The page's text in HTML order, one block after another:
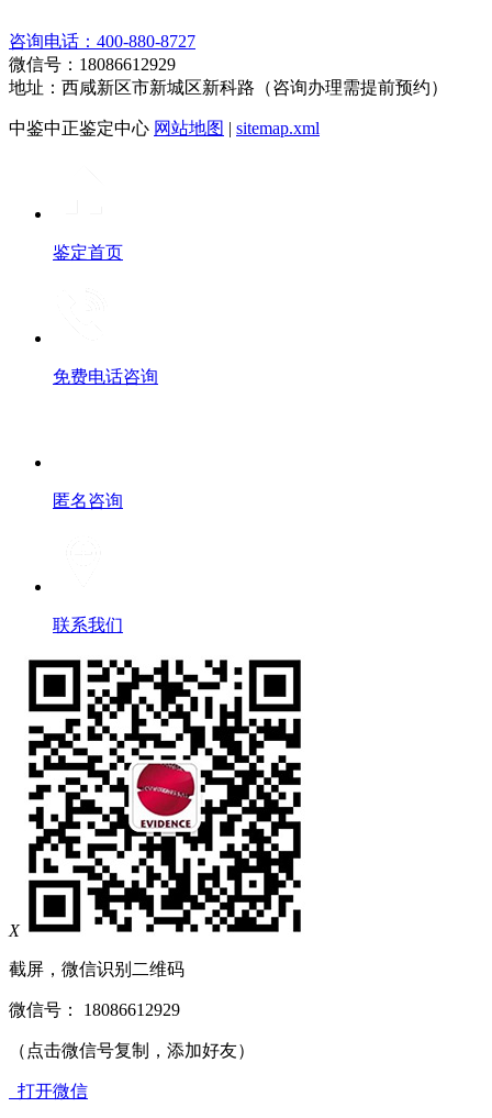
咨询电话：400-880-8727
微信号：18086612929
地址：西咸新区市新城区新科路（咨询办理需提前预约）
中鉴中正鉴定中心 网站地图 | sitemap.xml
鉴定首页
免费电话咨询
匿名咨询
联系我们
X
截屏，微信识别二维码
微信号： 18086612929
（点击微信号复制，添加好友）
打开微信